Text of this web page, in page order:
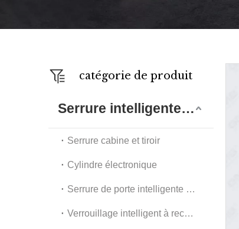
catégorie de produit
Serrure intelligente numérique
Serrure cabine et tiroir
Cylindre électronique
Serrure de porte intelligente extérieure
Verrouillage intelligent à reconnaissance faciale